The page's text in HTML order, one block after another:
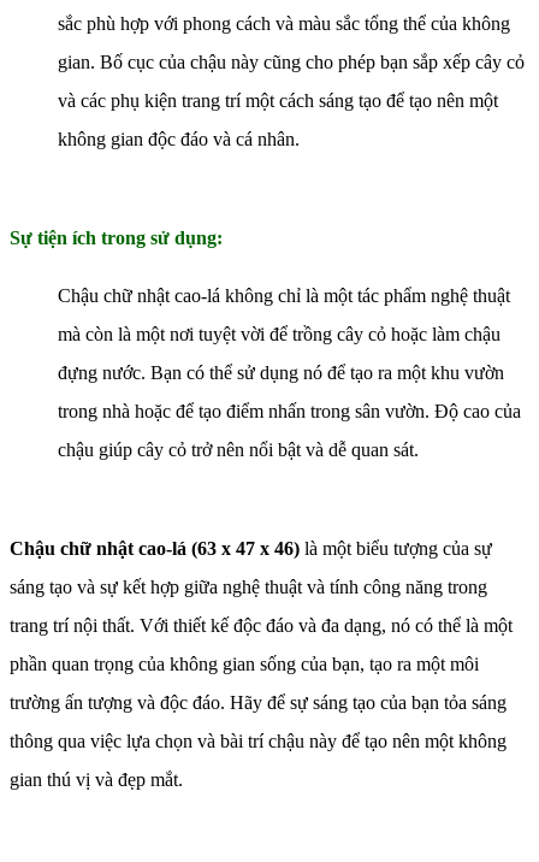
sắc phù hợp với phong cách và màu sắc tổng thể của không
gian. Bố cục của chậu này cũng cho phép bạn sắp xếp cây cỏ
và các phụ kiện trang trí một cách sáng tạo để tạo nên một
không gian độc đáo và cá nhân.
Sự tiện ích trong sử dụng:
Chậu chữ nhật cao-lá không chỉ là một tác phẩm nghệ thuật
mà còn là một nơi tuyệt vời để trồng cây cỏ hoặc làm chậu
đựng nước. Bạn có thể sử dụng nó để tạo ra một khu vườn
trong nhà hoặc để tạo điểm nhấn trong sân vườn. Độ cao của
chậu giúp cây cỏ trở nên nổi bật và dễ quan sát.
Chậu chữ nhật cao-lá (63 x 47 x 46) là một biểu tượng của sự
sáng tạo và sự kết hợp giữa nghệ thuật và tính công năng trong
trang trí nội thất. Với thiết kế độc đáo và đa dạng, nó có thể là một
phần quan trọng của không gian sống của bạn, tạo ra một môi
trường ấn tượng và độc đáo. Hãy để sự sáng tạo của bạn tỏa sáng
thông qua việc lựa chọn và bài trí chậu này để tạo nên một không
gian thú vị và đẹp mắt.